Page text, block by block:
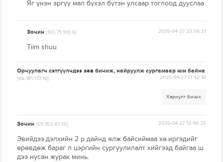
Яг үнэн эргүү мал бүхэл бүтэн улсаар тоглоод дууслаа
Зочин[103.71.100.6] 2025-04-27 23:56:21
Tiim shuu
Орчуулагч сэтгүүлчдээ зөв бичиж, найруулж сургамаар юм байна
[66.181.177.10] 2025-04-27 17:42:18
Хариулт бичих
Зочин[59.153.87.35] 2025-04-27 12:46:25
Эвийдээ.дэлхийн 2 р дайнд ялж байсиймаа хө.иргэдийг
өрөвдөж бараг л цэргийн сургуулилалт хийгээд байгаа ш
дээ нусан журак минь.